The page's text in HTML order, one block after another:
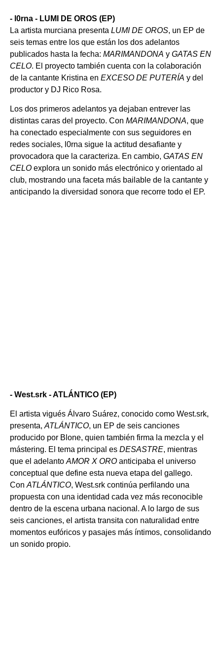
- l0rna - LUMI DE OROS (EP)
La artista murciana presenta LUMI DE OROS, un EP de
seis temas entre los que están los dos adelantos
publicados hasta la fecha: MARIMANDONA y GATAS EN
CELO. El proyecto también cuenta con la colaboración
de la cantante Kristina en EXCESO DE PUTERÍA y del
productor y DJ Rico Rosa.
Los dos primeros adelantos ya dejaban entrever las
distintas caras del proyecto. Con MARIMANDONA, que
ha conectado especialmente con sus seguidores en
redes sociales, l0rna sigue la actitud desafiante y
provocadora que la caracteriza. En cambio, GATAS EN
CELO explora un sonido más electrónico y orientado al
club, mostrando una faceta más bailable de la cantante y
anticipando la diversidad sonora que recorre todo el EP.
- West.srk - ATLÁNTICO (EP)
El artista vigués Álvaro Suárez, conocido como West.srk,
presenta, ATLÁNTICO, un EP de seis canciones
producido por Blone, quien también firma la mezcla y el
mástering. El tema principal es DESASTRE, mientras
que el adelanto AMOR X ORO anticipaba el universo
conceptual que define esta nueva etapa del gallego.
Con ATLÁNTICO, West.srk continúa perfilando una
propuesta con una identidad cada vez más reconocible
dentro de la escena urbana nacional. A lo largo de sus
seis canciones, el artista transita con naturalidad entre
momentos eufóricos y pasajes más íntimos, consolidando
un sonido propio.